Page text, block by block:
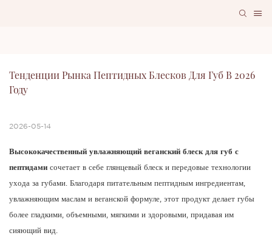
Тенденции Рынка Пептидных Блесков Для Губ В 2026
Году
2026-05-14
Высококачественный увлажняющий веганский блеск для губ с
пептидами сочетает в себе глянцевый блеск и передовые технологии
ухода за губами. Благодаря питательным пептидным ингредиентам,
увлажняющим маслам и веганской формуле, этот продукт делает губы
более гладкими, объемными, мягкими и здоровыми, придавая им
сияющий вид.